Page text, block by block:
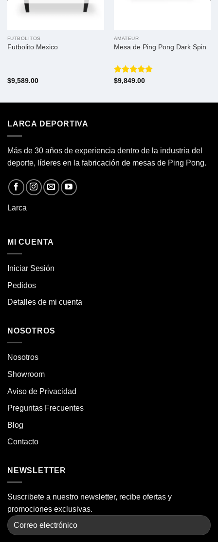
FUTBOLITOS
Futbolito Mexico
$9,589.00
AMATEUR
Mesa de Ping Pong Dark Spin
Valorado
$9,849.00
LARCA DEPORTIVA
Más de 30 años de experiencia dentro de la industria del
deporte, líderes en la fabricación de mesas de Ping Pong.
Larca
MI CUENTA
Iniciar Sesión
Pedidos
Detalles de mi cuenta
NOSOTROS
Nosotros
Showroom
Aviso de Privacidad
Preguntas Frecuentes
Blog
Contacto
NEWSLETTER
Suscribete a nuestro newsletter, recibe ofertas y
promociones exclusivas.